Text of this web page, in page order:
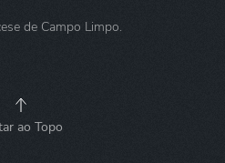
de Campo Limpo.
ao Topo